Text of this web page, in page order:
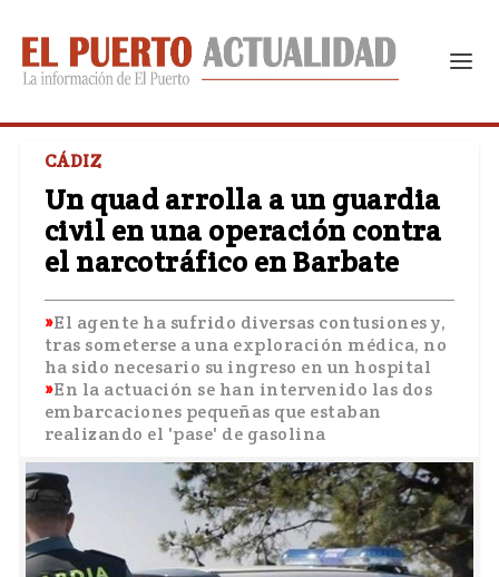
CÁDIZ
Un quad arrolla a un guardia
civil en una operación contra
el narcotráfico en Barbate
El agente ha sufrido diversas contusiones y,
tras someterse a una exploración médica, no
ha sido necesario su ingreso en un hospital
En la actuación se han intervenido las dos
embarcaciones pequeñas que estaban
realizando el 'pase' de gasolina